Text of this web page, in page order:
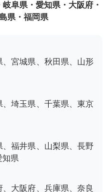
阜県・愛知県・大阪府・
県・福岡県
宮城県、秋田県、山形
埼玉県、千葉県、東京
福井県、山梨県、長野
知県
大阪府、兵庫県、奈良